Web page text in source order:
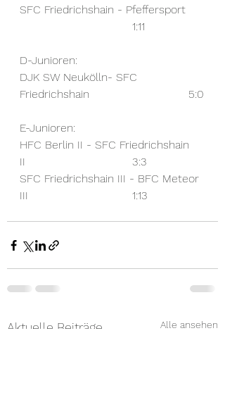
SFC Friedrichshain - Pfeffersport
				1:11
D-Junioren:
DJK SW Neukölln- SFC
Friedrichshain 				5:0
E-Junioren:
HFC Berlin II - SFC Friedrichshain
II				3:3
SFC Friedrichshain III - BFC Meteor
III				1:13
Aktuelle Beiträge Alle ansehen